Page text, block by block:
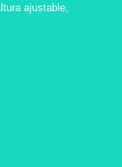
ajustable,